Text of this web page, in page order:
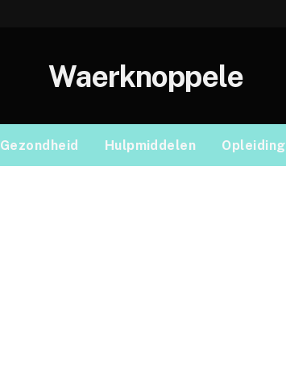
Waerknoppele
Gezondheid Hulpmiddelen Opleiding